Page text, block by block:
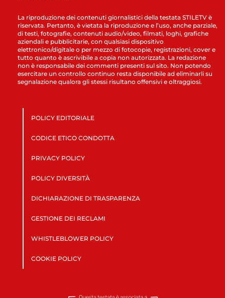
La riproduzione dei contenuti giornalistici della testata STILETV è
riservata. Pertanto, è vietata la riproduzione e l’uso, anche parziale,
di testi, fotografie, contenuti audio/video, filmati, loghi, grafiche
aziendali e pubblicitarie, con qualsiasi dispositivo
elettronico/digitale o per mezzo di fotocopie, registrazioni, cover e
tutto quanto è ascrivibile a copia non autorizzata. La redazione
non è responsabile dei commenti presenti sul sito. Non potendo
esercitare un controllo continuo resta disponibile ad eliminarli su
segnalazione qualora gli stessi risultano offensivi e oltraggiosi.
POLICY EDITORIALE
CODICE ETICO CONDOTTA
PRIVACY POLICY
POLICY DIVERSITÀ
DICHIARAZIONE DI TRASPARENZA
GESTIONE DEI RECLAMI
WHISTLEBLOWER POLICY
COOKIE POLICY